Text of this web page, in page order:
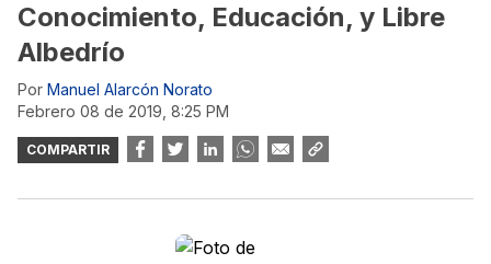
Conocimiento, Educación, y Libre
Albedrío
Por Manuel Alarcón Norato
febrero 08 de 2019, 8:25 PM
COMPARTIR